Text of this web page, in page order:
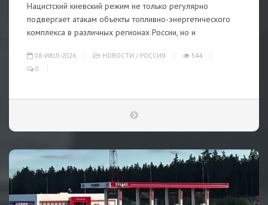
Нацистский киевский режим не только регулярно
подвергает атакам объекты топливно-энергетического
комплекса в различных регионах России, но и
08-ИЮЛ-2026 НОВОСТИ / РОССИЯ
544
0